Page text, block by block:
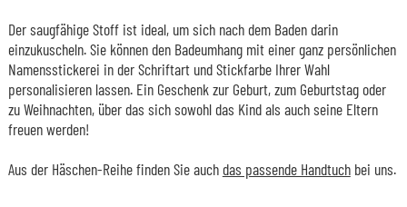
Der saugfähige Stoff ist ideal, um sich nach dem Baden darin
einzukuscheln. Sie können den Badeumhang mit einer ganz persönlichen
Namensstickerei in der Schriftart und Stickfarbe Ihrer Wahl
personalisieren lassen. Ein Geschenk zur Geburt, zum Geburtstag oder
zu Weihnachten, über das sich sowohl das Kind als auch seine Eltern
freuen werden!
Aus der Häschen-Reihe finden Sie auchdas passende Handtuchbei uns.